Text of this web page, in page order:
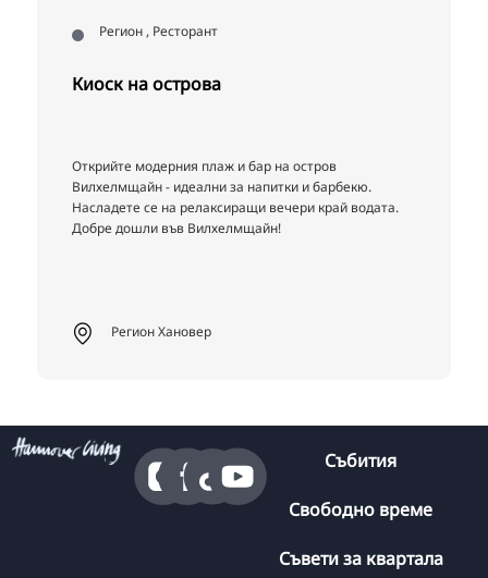
Регион , Ресторант
Киоск на острова
Открийте модерния плаж и бар на остров
Вилхелмщайн - идеални за напитки и барбекю.
Насладете се на релаксиращи вечери край водата.
Добре дошли във Вилхелмщайн!
Регион Хановер
Събития
Свободно време
Съвети за квартала